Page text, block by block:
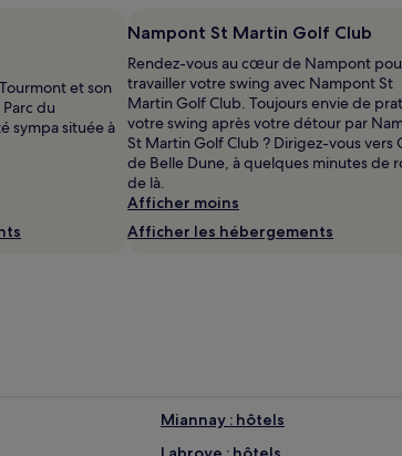
et son
du
sympa située à
Nampont St Martin Golf Club
Rendez-vous au cœur de Nampont
travailler votre swing avec Nampont St
Martin Golf Club. Toujours envie de
votre swing après votre détour par
St Martin Golf Club ? Dirigez-vous vers
de Belle Dune, à quelques minutes de
de là.
Afficher moins
Afficher les hébergements
Miannay : hôtels